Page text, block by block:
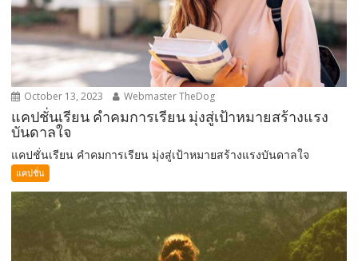
October 13, 2023 Webmaster TheDog
แคปชั่นเรียน คำคมการเรียน มุ่งสู่เป้าหมายสร้างแรง
บันดาลใจ
แคปชั่นเรียน คำคมการเรียน มุ่งสู่เป้าหมายสร้างแรงบันดาลใจ
แคปชั่น